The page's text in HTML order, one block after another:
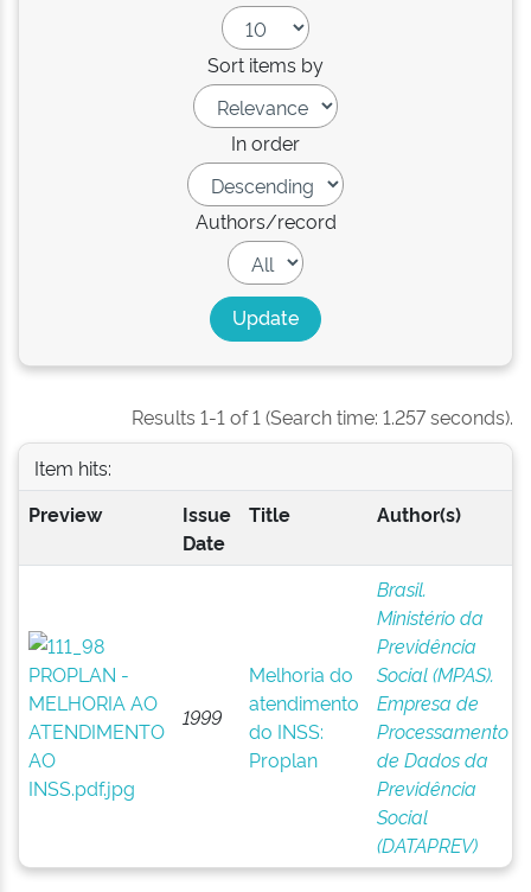
Sort items by
In order
Authors/record
Results 1-1 of 1 (Search time: 1.257 seconds).
Item hits:
Preview
Issue
Date
Title Author(s)
1999
Melhoria do
atendimento
do INSS:
Proplan
Brasil.
Ministério da
Previdência
Social (MPAS).
Empresa de
Processamento
de Dados da
Previdência
Social
(DATAPREV)